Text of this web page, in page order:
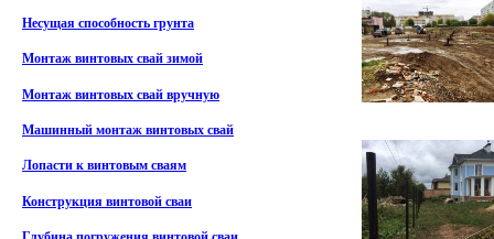
Несущая способность грунта
Монтаж винтовых свай зимой
Монтаж винтовых свай вручную
Машинный монтаж винтовых свай
Лопасти к винтовым сваям
Конструкция винтовой сваи